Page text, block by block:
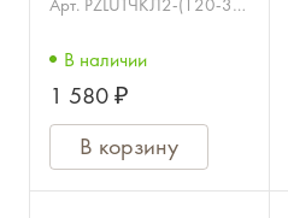
клавишных,
Арт. PZLUTЧКЛ2-(120-30-
В наличии
1 580 ₽
В корзину